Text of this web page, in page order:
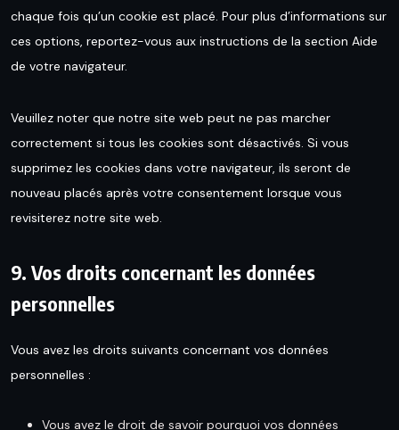
chaque fois qu’un cookie est placé. Pour plus d’informations sur
ces options, reportez-vous aux instructions de la section Aide
de votre navigateur.
Veuillez noter que notre site web peut ne pas marcher
correctement si tous les cookies sont désactivés. Si vous
supprimez les cookies dans votre navigateur, ils seront de
nouveau placés après votre consentement lorsque vous
revisiterez notre site web.
9. Vos droits concernant les données
personnelles
Vous avez les droits suivants concernant vos données
personnelles :
Vous avez le droit de savoir pourquoi vos données